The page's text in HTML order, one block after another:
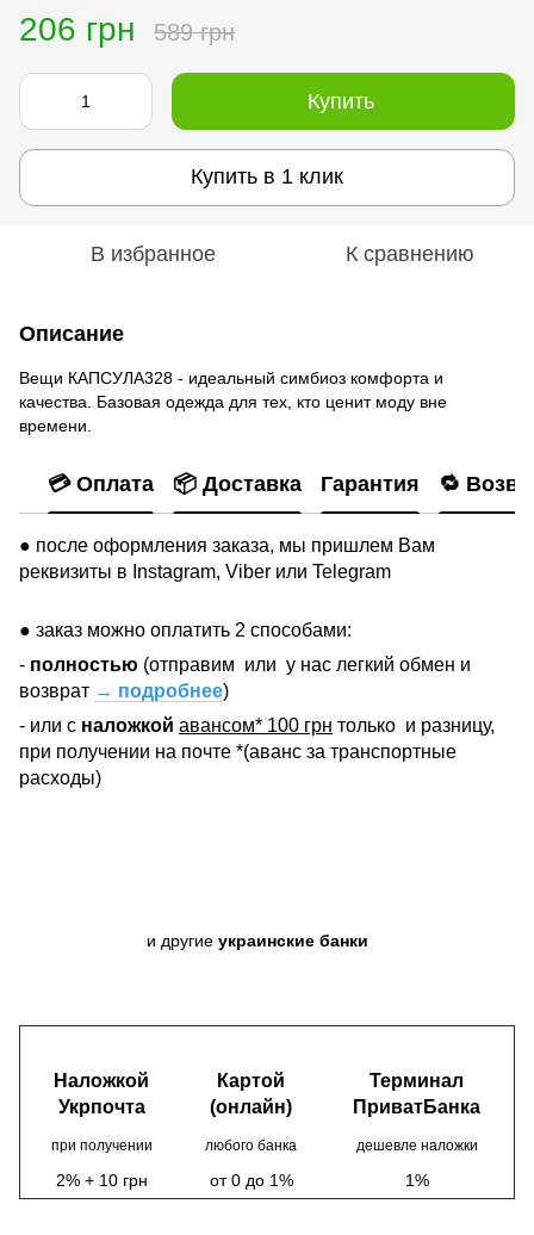
206 грн 589 грн
Купить
Купить в 1 клик
В избранное К сравнению
Описание
Вещи КАПСУЛА328 - идеальный симбиоз комфорта и
качества. Базовая одежда для тех, кто ценит моду вне
времени.
💳 Оплата 📦 Доставка Гарантия 🔁
● после оформления заказа, мы пришлем Вам
реквизиты в Instagram, Viber или Telegram
● заказ можно оплатить 2 способами:
- полностью (отправим или у нас легкий обмен и
возврат → подробнее)
- или с наложкой авансом* 100 грн только и разницу,
при получении на почте *(аванс за транспортные
расходы)
и другие украинские банки
Наложкой
Укрпочта
Картой
(онлайн)
Терминал
ПриватБанка
при получении любого банка дешевле наложки
2% + 10 грн от 0 до 1% 1%